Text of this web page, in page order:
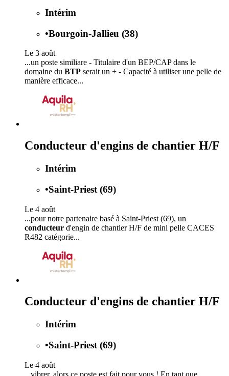
Intérim
•Bourgoin-Jallieu (38)
Le 3 août
...un poste similiare - Titulaire d'un BEP/CAP dans le
domaine du BTP serait un + - Capacité à utiliser une pelle de
manière efficace...
Conducteur d'engins de chantier H/F
Intérim
•Saint-Priest (69)
Le 4 août
...pour notre partenaire basé à Saint-Priest (69), un
conducteur d'engin de chantier H/F de mini pelle CACES
R482 catégorie...
Conducteur d'engins de chantier H/F
Intérim
•Saint-Priest (69)
Le 4 août
...vibrer, alors ce poste est fait pour vous ! En tant que